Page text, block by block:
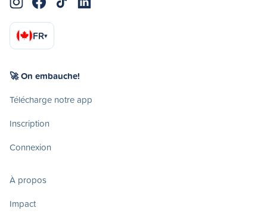
FR▾
🚀 On embauche!
Télécharge notre app
Inscription
Connexion
À propos
Impact